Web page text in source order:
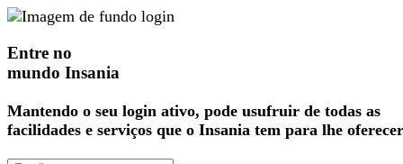
Entre no
mundo Insania
Mantendo o seu login ativo, pode usufruir de todas as
facilidades e serviços que o Insania tem para lhe